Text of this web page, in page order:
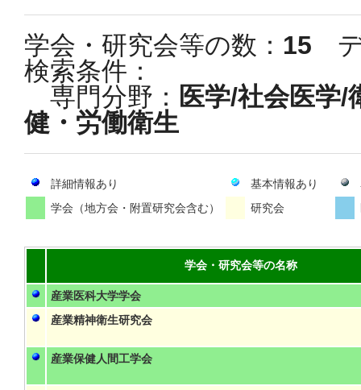
学会・研究会等の数： 15
検索条件：
専門分野： 医学/社会医学/
健・労働衛生
詳細情報あり 基本情報あり
学会（地方会・附置研究会含む）
研究会
学会・研究会等の名称
産業医科大学学会
産業精神衛生研究会
産業保健人間工学会